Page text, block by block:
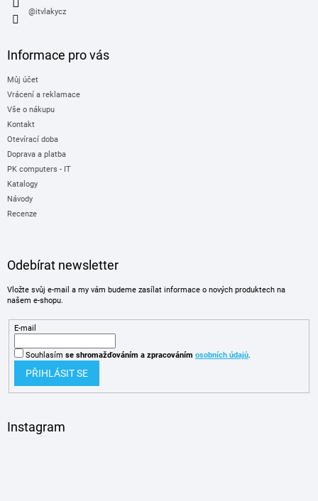
@itvlakycz
Informace pro vás
Můj účet
Vrácení a reklamace
Vše o nákupu
Kontakt
Otevírací doba
Doprava a platba
PK computers - IT
Katalogy
Návody
Recenze
Odebírat newsletter
Vložte svůj e-mail a my vám budeme zasílat informace o nových produktech na
našem e-shopu.
E-mail
Souhlasím se shromažďováním a zpracováním osobních údajů.
PŘIHLÁSIT SE
Instagram